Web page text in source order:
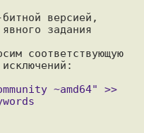
версией,
задания
соответствующую